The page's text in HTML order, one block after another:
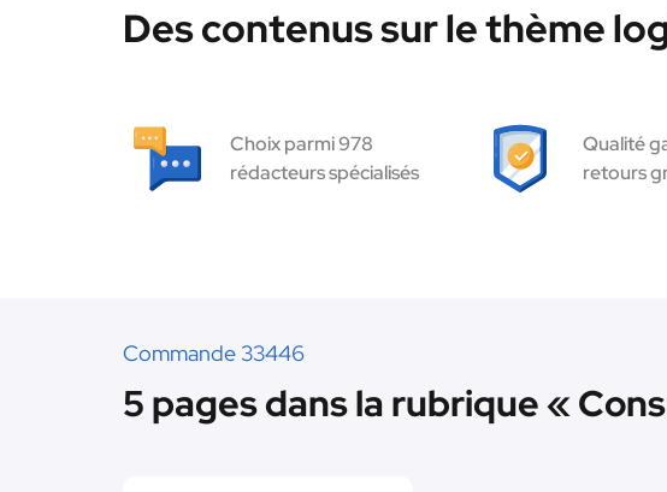
Des contenus sur le thème
Choix parmi 978
rédacteurs spécialisés
Qualité
retours
Commande 33446
5 pages dans la rubrique «